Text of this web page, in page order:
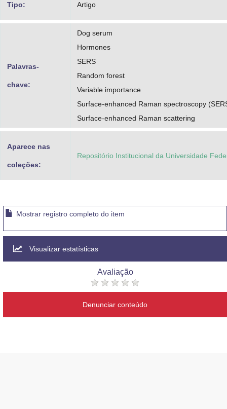
Tipo: Artigo
Palavras-
chave:
Dog serum
Hormones
SERS
Random forest
Variable importance
Surface-enhanced Raman spectroscopy
Surface-enhanced Raman scattering
Aparece nas
coleções:
Repositório Institucional da Universidade
Mostrar registro completo do item
Visualizar estatísticas
Avaliação
Denunciar conteúdo